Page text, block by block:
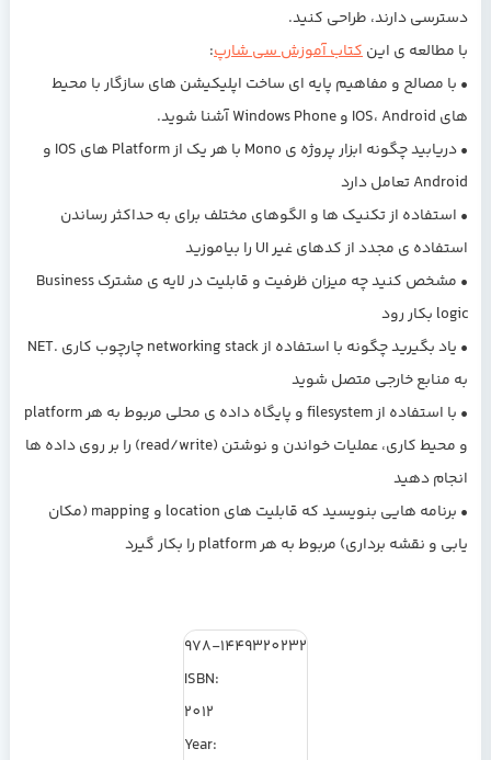
دسترسی دارند، طراحی کنید.
با مطالعه ی اینکتاب آموزش سی شارپ:
• با مصالح و مفاهیم پایه ای ساخت اپلیکیشن های سازگار با محیط
های IOS، Android و Windows Phone آشنا شوید.
• دریابید چگونه ابزار پروژه ی Mono با هر یک از Platform های IOS و
Android تعامل دارد
• استفاده از تکنیک ها و الگوهای مختلف برای به حداکثر رساندن
استفاده ی مجدد از کدهای غیر UI را بیاموزید
• مشخص کنید چه میزان ظرفیت و قابلیت در لایه ی مشترک Business
logic بکار رود
• یاد بگیرید چگونه با استفاده از networking stack چارچوب کاری .NET
به منابع خارجی متصل شوید
• با استفاده از filesystem و پایگاه داده ی محلی مربوط به هر platform
و محیط کاری، عملیات خواندن و نوشتن (read/write) را بر روی داده ها
انجام دهید
• برنامه هایی بنویسید که قابلیت های location و mapping (مکان
یابی و نقشه برداری) مربوط به هر platform را بکار گیرد
978-1449320232
ISBN:
2012
Year: